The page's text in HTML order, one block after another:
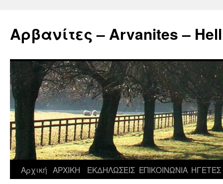
περιεχόμενο
Αρβανίτες – Arvanites –
Αρχική ΑΡΧΙΚΗ ΕΚΔΗΛΩΣΕΙΣ ΕΠΙΚΟΙΝΩΝΙΑ ΗΓΕΤΕΣ